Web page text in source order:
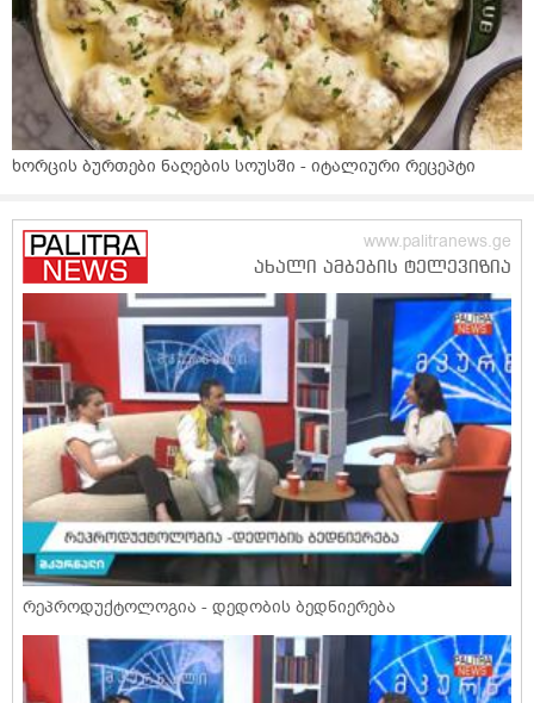
ხორცის ბურთები ნაღების სოუსში - იტალიური რეცეპტი
რეპროდუქტოლოგია - დედობის ბედნიერება